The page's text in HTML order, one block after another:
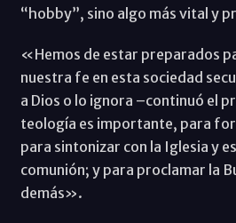
“hobby”, sino algo más vital y
«Hemos de estar preparados
nuestra fe en esta sociedad
a Dios o lo ignora –continuó el
teología es importante, para
para sintonizar con la Iglesia y
comunión; y para proclamar la
demás».